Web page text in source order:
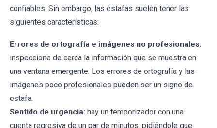
confiables. Sin embargo, las estafas suelen tener las
siguientes características:
Errores de ortografía e imágenes no profesionales:
inspeccione de cerca la información que se muestra en
una ventana emergente. Los errores de ortografía y las
imágenes poco profesionales pueden ser un signo de
estafa.
Sentido de urgencia: hay un temporizador con una
cuenta regresiva de un par de minutos, pidiéndole que